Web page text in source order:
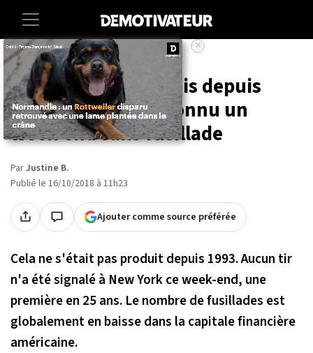
Accueil Societe
Pour la première fois depuis
1993, New York a connu un
week-end sans fusillade
ParJustine B.
Publié le 16/10/2018 à 11h23
Ajouter comme source préférée
Cela ne s'était pas produit depuis 1993. Aucun tir
n'a été signalé à New York ce week-end, une
première en 25 ans. Le nombre de fusillades est
globalement en baisse dans la capitale financière
américaine.
×